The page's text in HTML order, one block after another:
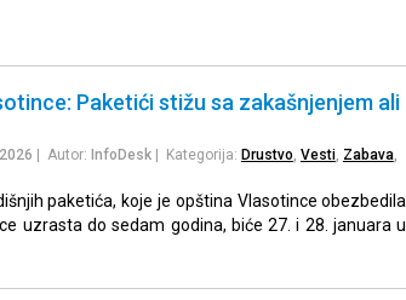
Paketići stižu sa zakašnjenjem ali
| Autor: InfoDesk| Kategorija: Drustvo Vesti, Zabava,
paketića, koje je opština Vlasotince obezbedila
uzrasta do sedam godina, biće 27. i 28. januara u